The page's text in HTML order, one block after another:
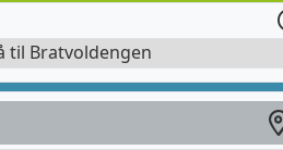
til Bratvoldengen